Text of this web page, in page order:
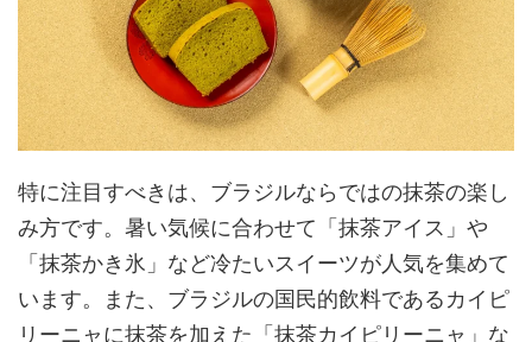
特に注目すべきは、ブラジルならではの抹茶の楽し
み方です。暑い気候に合わせて「抹茶アイス」や
「抹茶かき氷」など冷たいスイーツが人気を集めて
います。また、ブラジルの国民的飲料であるカイピ
リーニャに抹茶を加えた「抹茶カイピリーニャ」な